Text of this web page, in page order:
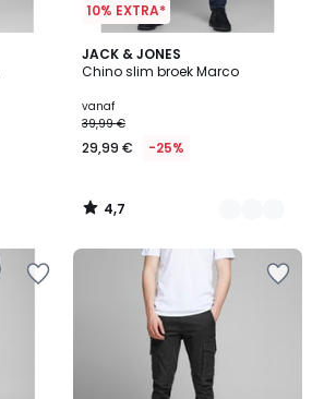
10% EXTRA*
JACK & JONES
Chino slim broek Marco
vanaf
39,99 €
29,99 € -25%
4,7
/ 5
2
Kleuren
4,7
/